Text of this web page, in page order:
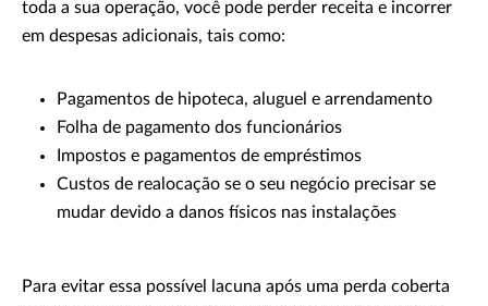
toda a sua operação, você pode perder receita e incorrer
em despesas adicionais, tais como:
Pagamentos de hipoteca, aluguel e arrendamento
Folha de pagamento dos funcionários
Impostos e pagamentos de empréstimos
Custos de realocação se o seu negócio precisar se
mudar devido a danos físicos nas instalações
Para evitar essa possível lacuna após uma perda coberta